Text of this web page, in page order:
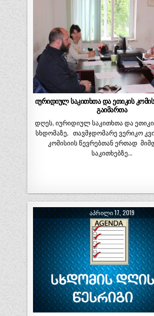
იურიდიულ საკითხთა და ეთიკის
გაიმართა
დღეს, იურიდიულ საკითხთა და
სხდომაზე, თავმჯდომარე ვერიკო
კომისიის წევრებთან ერთად
საკითხებზე…
ᲐᲞᲠᲘᲚᲘ 17, 2019